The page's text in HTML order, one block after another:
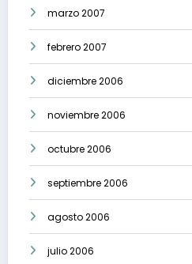
marzo 2007
febrero 2007
diciembre 2006
noviembre 2006
octubre 2006
septiembre 2006
agosto 2006
julio 2006